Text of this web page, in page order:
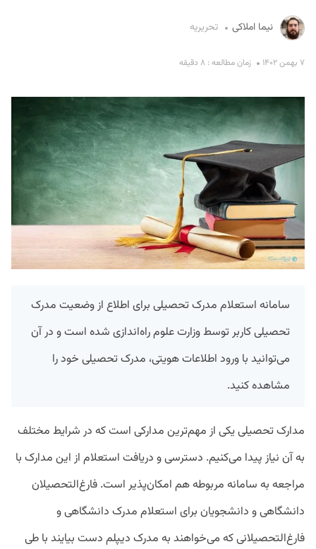
نیما املاکی تحریریه
۷ بهمن ۱۴۰۲ زمان مطالعه : ۸ دقیقه
سامانه استعلام مدرک تحصیلی برای اطلاع از وضعیت مدرک
تحصیلی کاربر توسط وزارت علوم راه‌اندازی شده است و در آن
می‌توانید با ورود اطلاعات هویتی، مدرک تحصیلی خود را
مشاهده کنید.
مدارک تحصیلی یکی از مهم‌ترین مدارکی است که در شرایط مختلف
به آن نیاز پیدا می‌کنیم. دسترسی و دریافت استعلام از این مدارک با
مراجعه به سامانه مربوطه هم امکان‌پذیر است. فارغ‌التحصیلان
دانشگاهی و دانشجویان برای استعلام مدرک دانشگاهی و
فارغ‌التحصیلانی که می‌خواهند به مدرک دیپلم دست بیایند با طی